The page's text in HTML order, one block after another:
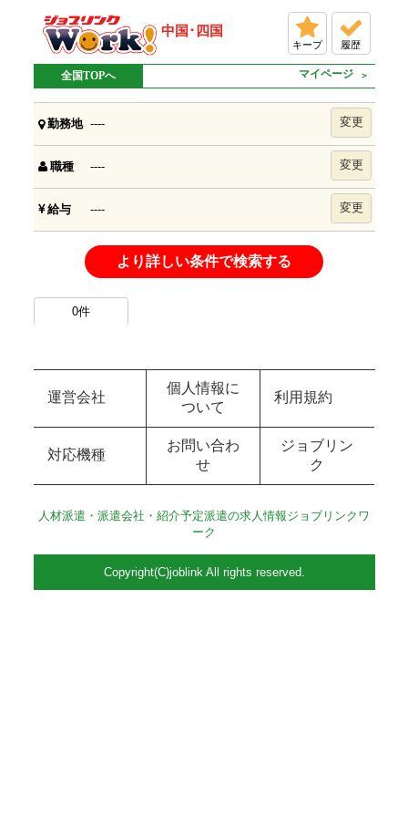
中国･四国
キープ 履歴
全国TOPへ マイページ
勤務地 ---- 変更
職種 ---- 変更
給与 ---- 変更
より詳しい条件で検索する
0件
運営会社
個人情報に
ついて
利用規約
対応機種
お問い合わ
せ
ジョブリン
ク
人材派遣・派遣会社・紹介予定派遣の求人情報ジョブリンクワ
ーク
Copyright(C)joblink All rights reserved.